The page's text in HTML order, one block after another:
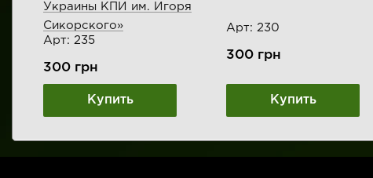
Украины КПИ им. Игоря
Сикорского»
Арт: 235
300 грн
Купить
Арт: 230
300 грн
Купить